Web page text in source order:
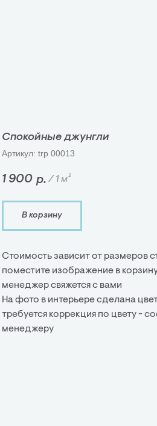
Спокойные джунгли
Артикул: trp 00013
1 900 р. / 1 м²
В корзину
Стоимость зависит от размеров
поместите изображение в
менеджер свяжется с вами
На фото в интерьере сделана
требуется коррекция по цвету -
менеджеру